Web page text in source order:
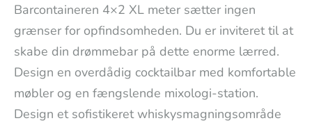
Barcontaineren 4×2 XL meter sætter ingen
grænser for opfindsomheden. Du er inviteret til at
skabe din drømmebar på dette enorme lærred.
Design en overdådig cocktailbar med komfortable
møbler og en fængslende mixologi-station.
Design et sofistikeret whiskysmagningsområde